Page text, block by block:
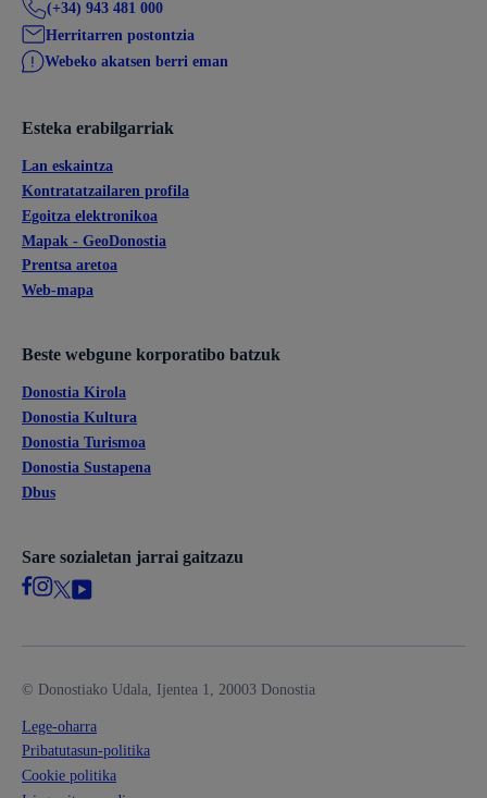
(+34) 943 481 000
Herritarren postontzia
Webeko akatsen berri eman
Esteka erabilgarriak
Lan eskaintza
Kontratatzailaren profila
Egoitza elektronikoa
Mapak - GeoDonostia
Prentsa aretoa
Web-mapa
Beste webgune korporatibo batzuk
Donostia Kirola
Donostia Kultura
Donostia Turismoa
Donostia Sustapena
Dbus
Sare sozialetan jarrai gaitzazu
© Donostiako Udala, Ijentea 1, 20003 Donostia
Lege-oharra
Pribatutasun-politika
Cookie politika